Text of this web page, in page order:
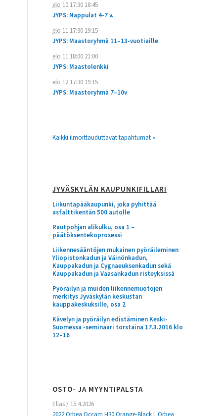
elo 10 17:30 18:45
JYPS: Nappulat 4-7 v.
elo 11 17:30 19:15
JYPS: Maastoryhmä 11–13-vuotiaille
elo 11 18:00 21:00
JYPS: Maastolenkki
elo 12 17:30 19:15
JYPS: Maastoryhmä 7–10v
Kaikki ilmoittauduttavat tapahtumat »
JYVÄSKYLÄN KAUPUNKIFILLARI
Liikuntapääkaupunki, joka pyhittää
asfalttikentän 500 autolle
Rautpohjan alikulku, osa 1 –
päätöksentekoprosessi
Liikennesääntöjen mukainen pyöräileminen
Yliopistonkadun ja Väinönkadun,
Kauppakadun ja Cygnaeuksenkadun sekä
Kauppakadun ja Vaasankadun risteyksissä
Pyöräilyn ja muiden liikennemuotojen
merkitys Jyväskylän keskustan
kauppakeskuksille, osa 2
Kävelyn ja pyöräilyn edistäminen Keski-
Suomessa -seminaari torstaina 17.3.2016 klo
12–16
OSTO- JA MYYNTIPALSTA
Elias / 15.4.2026
2022 Orbea Occam H30 Orange-Black L Orbea